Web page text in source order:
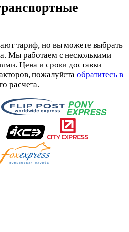
тариф, но вы можете выбрать
Мы работаем с несколькими
Цена и сроки доставки
пожалуйста обратитесь в
расчета.